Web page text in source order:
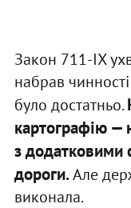
Закон 711-IX
набрав
було достатньо.
картографію —
з додатковими
дороги.Але
виконала.